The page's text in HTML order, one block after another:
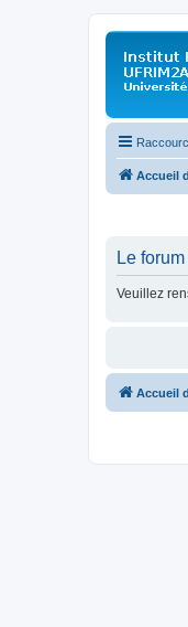
Accueil
Le
Veuillez
Accueil